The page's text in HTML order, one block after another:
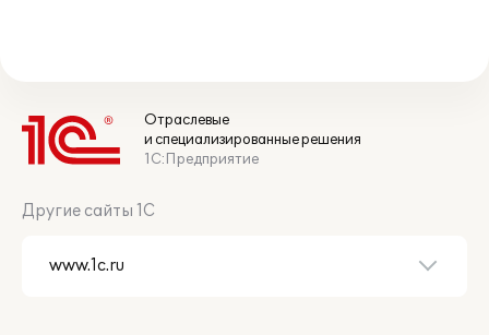
Отраслевые
и специализированные решения
1С:Предприятие
Другие сайты 1С